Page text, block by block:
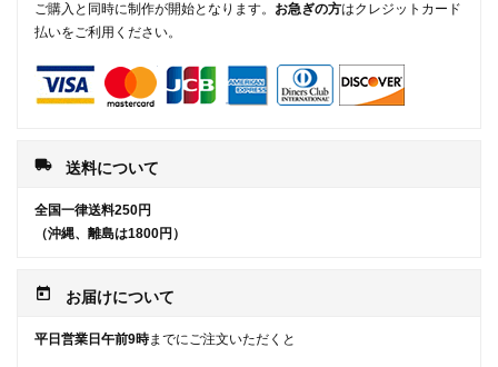
ご購入と同時に制作が開始となります。 お急ぎの方はクレジットカード
払いをご利用ください。
local_shipping 送料について
全国一律送料250円
（沖縄、離島は1800円）
today お届けについて
平日営業日午前9時までにご注文いただくと